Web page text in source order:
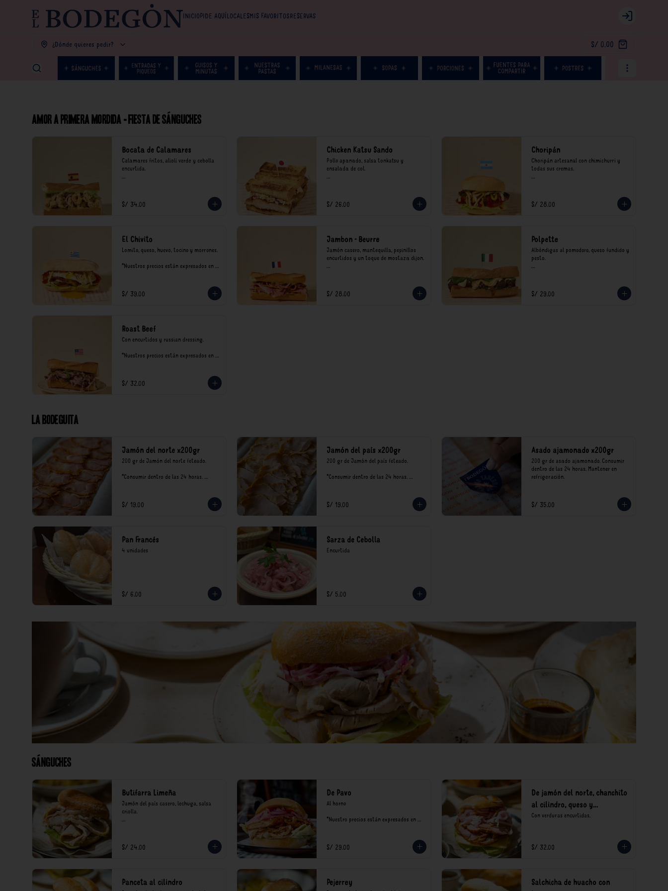
INICIOPIDE AQUÍLOCALESMIS FAVORITOSRESERVAS Login
¿Dónde quieres pedir? S/ 0.00
Amor a primera mordida - Fiesta de Sánguches
Bocata de Calamares
Calamares fritos, alioli verde y cebolla
encurtida.
recargo al consumo.
S/ 34.00
Chicken Katsu Sando
Pollo apanado, salsa tonkatsu y
ensalada de col.
recargo al consumo.
S/ 26.00
Choripán
Choripán artesanal con chimichurri y
todas sus cremas.
recargo al consumo.
S/ 28.00
El Chivito
Lomito, queso, huevo, tocino y morrones.
*Nuestros precios están expresados en
S/ 39.00
Jambon - Beurre
Jamón casero, mantequilla, pepinillos
encurtidos y un toque de mostaza dijon.
recargo al consumo.
S/ 28.00
Polpette
Albóndigas al pomodoro, queso fundido y
pesto.
recargo al consumo.
S/ 29.00
Roast Beef
Con encurtidos y russian dressing.
*Nuestros precios están expresados en
S/ 32.00
La Bodeguita
Jamón del norte x200gr
200 gr de Jamón del norte feteado.
*Consumir dentro de las 24 horas.
soles e incluyen impuestos de ley y
recargo al consumo.
S/ 19.00
Jamón del país x200gr
200 gr de Jamón del país feteado.
*Consumir dentro de las 24 horas.
soles e incluyen impuestos de ley y
recargo al consumo.
S/ 19.00
Asado ajamonado x200gr
200 gr de asado ajamonado. Consumir
dentro de las 24 horas. Mantener en
refrigeración.
S/ 35.00
Pan Francés
4 unidades
S/ 6.00
Sarza de Cebolla
Encurtida
S/ 5.00
Sánguches
Butifarra Limeña
Jamón del país casero, lechuga, salsa
criolla.
recargo al consumo.
S/ 24.00
De Pavo
Al horno
*Nuestro precios están expresados en
S/ 29.00
De jamón del norte, chanchito
al cilindro, queso y
encurtidos
Con verduras encurtidas.
S/ 32.00
Panceta al cilindro Pejerrey
Salchicha de huacho con